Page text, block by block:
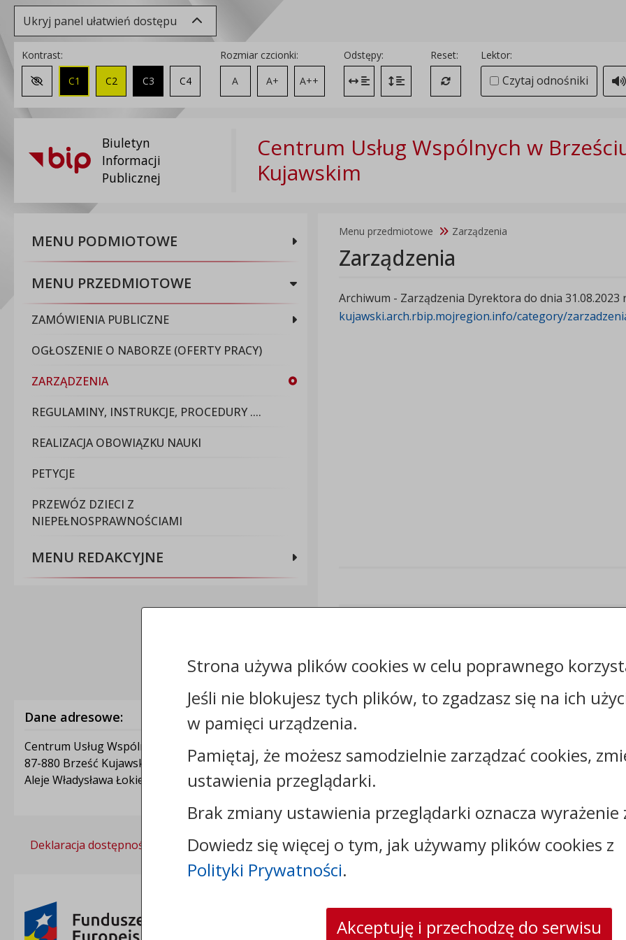
Ukryj panel ułatwień dostępu
Kontrast:
Zmień kontrast na domyślny
C1 C2 C3 C4
Rozmiar czcionki:
A
A+ A++
Odstępy:
Zmień odstęp między literami
Zmień interlinię i margines między paragrafami
Reset:
Przywróć ustawienia domyślne
Lektor:
Czytaj odnośniki
Biuletyn
Informacji
Publicznej
Centrum Usług Wspólnych w
Kujawskim
MENU PODMIOTOWE
MENU PRZEDMIOTOWE
ZAMÓWIENIA PUBLICZNE
OGŁOSZENIE O NABORZE (OFERTY PRACY)
ZARZĄDZENIA
REGULAMINY, INSTRUKCJE, PROCEDURY ....
REALIZACJA OBOWIĄZKU NAUKI
PETYCJE
PRZEWÓZ DZIECI Z
NIEPEŁNOSPRAWNOŚCIAMI
MENU REDAKCYJNE
Menu przedmiotowe Zarządzenia
Zarządzenia
Archiwum - Zarządzenia Dyrektora do dnia 31.08.2023
kujawski.arch.rbip.mojregion.info/category/
Dane adresowe:
Centrum Usług Wspólnych w Brześciu Kujawskim
87-880 Brześć Kujawski
Aleje Władysława Łokietka 1A
Kontakt:
+48542316323
e-mail:oswiata@brzesckujawski.pl
skrytka ePUAP: /CUW_B_K/Skrytka_ESP/
Deklaracja dostępności Polityka prywatności
Strona używa plików cookies w celu poprawnego
Jeśli nie blokujesz tych plików, to zgadzasz się na ich
w pamięci urządzenia.
Pamiętaj, że możesz samodzielnie zarządzać cookies,
ustawienia przeglądarki.
Brak zmiany ustawienia przeglądarki oznacza wyrażenie
Dowiedz się więcej o tym, jak używamy plików cookies z
Polityki Prywatności.
Akceptuję i przechodzę do serwisu